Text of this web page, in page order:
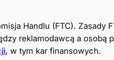
Handlu (FTC). Zasady
reklamodawcą a osobą
, w tym kar finansowych.